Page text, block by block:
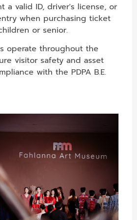
a valid ID, driver's license, or
when purchasing ticket
or senior.
operate throughout the
visitor safety and asset
with the PDPA B.E.